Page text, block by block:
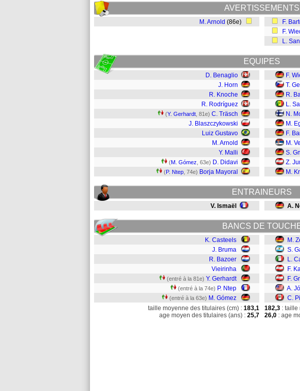
AVERTISSEMENTS
M. Arnold (86e) F.
F.
L.
EQUIPES
D. Benaglio
J. Horn
R. Knoche
R. Rodríguez
(Y. Gerhardt , 81e) C. Träsch
J. Blaszczykowski
Luiz Gustavo
M. Arnold
Y. Malli
(M. Gómez , 63e) D. Didavi
(P. Ntep , 74e) Borja Mayoral
F.
T.
R.
L.
N.
M.
F.
M.
S.
Z.
M.
ENTRAINEURS
V. Ismaël A.
BANCS DE
K. Casteels
J. Bruma
R. Bazoer
Vieirinha
(entré à la 81e) Y. Gerhardt
(entré à la 74e) P. Ntep
(entré à la 63e) M. Gómez
M.
S.
L.
F.
F.
A.
C.
taille moyenne des titulaires (cm) : 183,1
age moyen des titulaires (ans) : 25,7
182,3 : taille
26,0 : age